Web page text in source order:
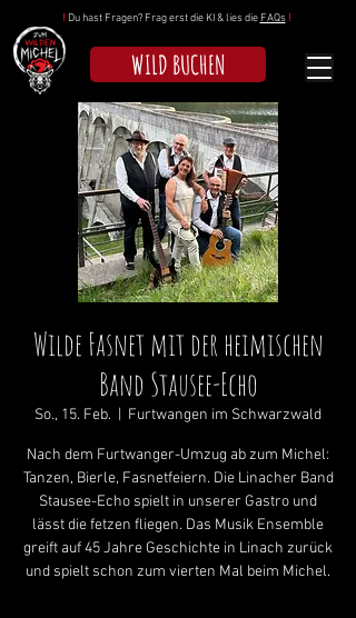
! Du hast Fragen? Frag erst die KI & lies die FAQs !
WILD BUCHEN
Wilde Fasnet mit der heimischen
Band Stausee-Echo
So., 15. Feb. Furtwangen im Schwarzwald
Nach dem Furtwanger-Umzug ab zum Michel:
Tanzen, Bierle, Fasnetfeiern. Die Linacher Band
Stausee-Echo spielt in unserer Gastro und
lässt die fetzen fliegen. Das Musik Ensemble
greift auf 45 Jahre Geschichte in Linach zurück
und spielt schon zum vierten Mal beim Michel.